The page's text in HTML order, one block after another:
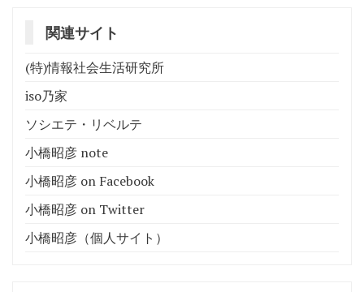
関連サイト
(特)情報社会生活研究所
iso乃家
ソシエテ・リベルテ
小橋昭彦 note
小橋昭彦 on Facebook
小橋昭彦 on Twitter
小橋昭彦（個人サイト）